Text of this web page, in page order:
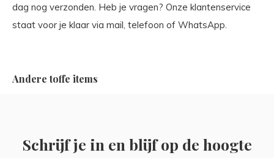
dag nog verzonden. Heb je vragen? Onze klantenservice
staat voor je klaar via mail, telefoon of WhatsApp.
Andere toffe items
Schrijf je in en blijf op de hoogte